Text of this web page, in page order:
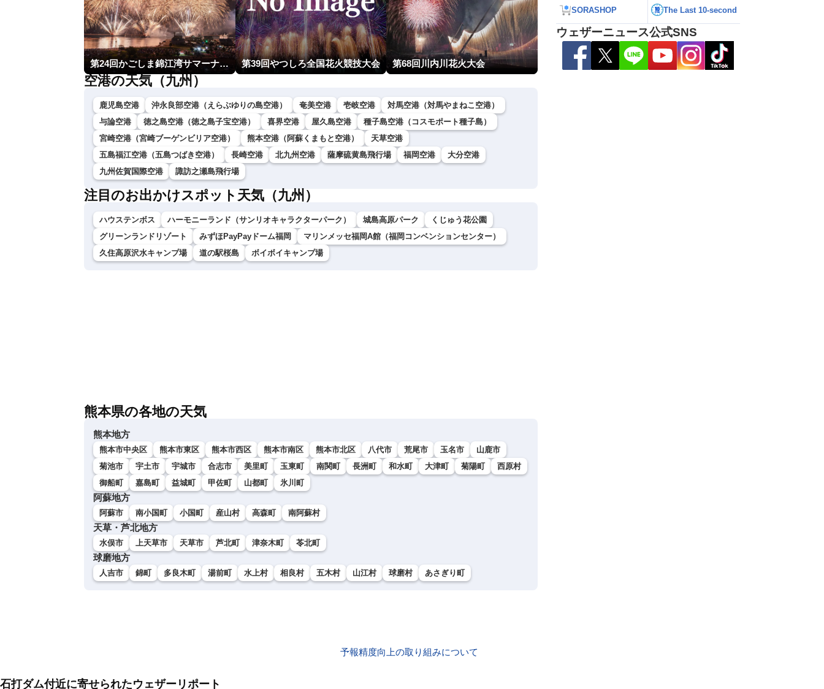
第24回かごしま錦江湾サマーナイト大花火大会 第39回やつしろ全国花火競技大会 第68回川内川花火大会
空港の天気（九州）
鹿児島空港 沖永良部空港（えらぶゆりの島空港） 奄美空港 壱岐空港
対馬空港（対馬やまねこ空港）
与論空港
徳之島空港（徳之島子宝空港） 喜界空港 屋久島空港
種子島空港（コスモポート種子島）
宮崎空港（宮崎ブーゲンビリア空港）
熊本空港（阿蘇くまもと空港）
天草空港
五島福江空港（五島つばき空港）
長崎空港 北九州空港 薩摩硫黄島飛行場 福岡空港
大分空港
九州佐賀国際空港
諏訪之瀬島飛行場
注目のお出かけスポット天気（九州）
ハウステンボス ハーモニーランド（サンリオキャラクターパーク） 城島高原パーク
くじゅう花公園
グリーンランドリゾート
みずほPayPayドーム福岡
マリンメッセ福岡A館（福岡コンベンションセンター）
久住高原沢水キャンプ場
道の駅桜島 ボイボイキャンプ場
熊本県の各地の天気
熊本地方
熊本市中央区 熊本市東区 熊本市西区 熊本市南区 熊本市北区 八代市 荒尾市 玉名市
山鹿市
菊池市
宇土市 宇城市 合志市 美里町 玉東町 南関町 長洲町 和水町 大津町 菊陽町
西原村
御船町
嘉島町 益城町 甲佐町 山都町 氷川町
阿蘇地方
阿蘇市 南小国町 小国町 産山村 高森町 南阿蘇村
天草・芦北地方
水俣市 上天草市 天草市 芦北町 津奈木町 苓北町
球磨地方
人吉市 錦町 多良木町 湯前町 水上村 相良村 五木村 山江村 球磨村 あさぎり町
SORASHOP The Last 10-second
ウェザーニュース公式SNS
予報精度向上の取り組みについて
石打ダム付近に寄せられたウェザーリポート